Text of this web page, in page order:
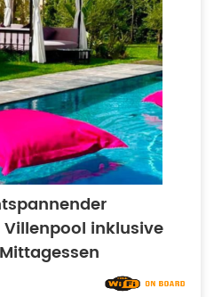
inklusive